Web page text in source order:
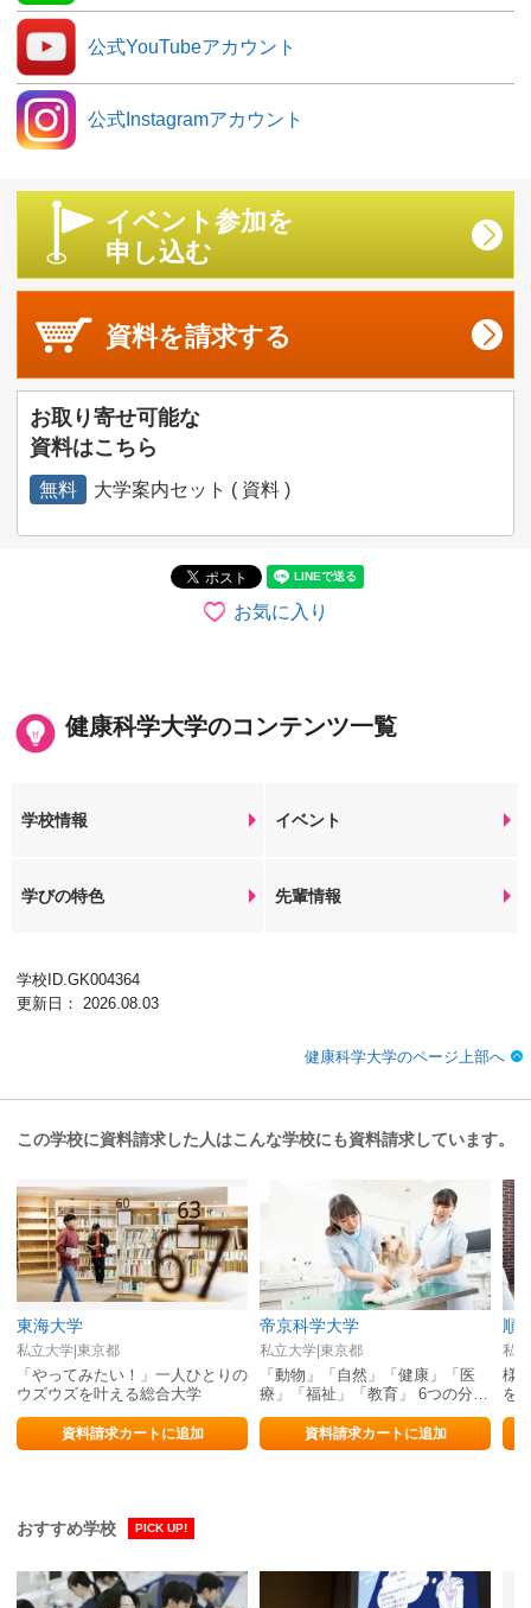
公式YouTubeアカウント
公式Instagramアカウント
イベント参加を
申し込む
資料を請求する
お取り寄せ可能な
資料はこちら
無料 大学案内セット ( 資料 )
お気に入り
健康科学大学のコンテンツ一覧
学校情報 イベント
学びの特色 先輩情報
学校ID.GK004364
更新日： 2026.08.03
健康科学大学のページ上部へ
この学校に資料請求した人はこんな学校にも資料請求しています。
東海大学
私立大学|東京都
「やってみたい！」一人ひとりの
ウズウズを叶える総合大学
資料請求カートに追加
帝京科学大学
私立大学|東京都
「動物」「自然」「健康」「医
療」「福祉」「教育」 6つの分野
で”いのちをまなぶ”
資料請求カートに追加
順
私
様
を
おすすめ学校 PICK UP!